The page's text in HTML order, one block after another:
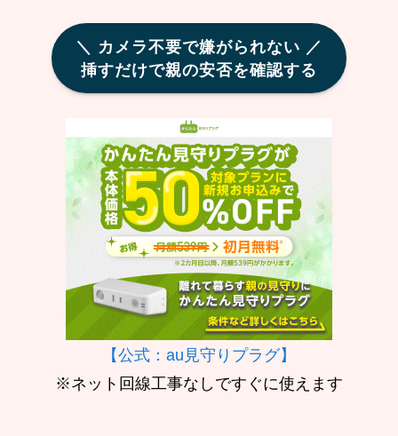
＼ カメラ不要で嫌がられない ／
挿すだけで親の安否を確認する
【公式：au見守りプラグ】
※ネット回線工事なしですぐに使えます